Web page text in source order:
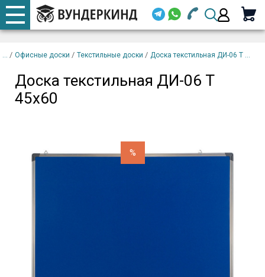
+7 920 668-08-98
+7 920 668-08-98
Email
Т 45x60
корзину
/ Офисные доски / Текстильные доски / Доска текстильная ДИ-06 Т ...
Доска текстильная ДИ-06 Т
45x60
%